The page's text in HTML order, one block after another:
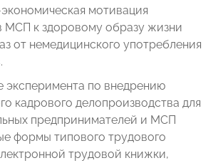
мотивация
МСП к здоровому образу жизни
от немедицинского употребления
эксперимента по внедрению
кадрового делопроизводства для
предпринимателей и МСП
формы типового трудового
трудовой книжки,